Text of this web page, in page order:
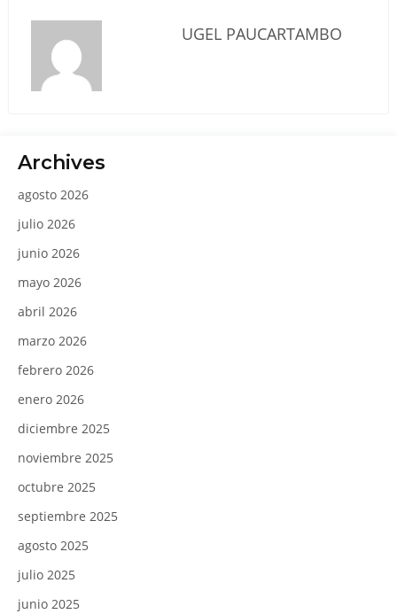
UGEL PAUCARTAMBO
Archives
agosto 2026
julio 2026
junio 2026
mayo 2026
abril 2026
marzo 2026
febrero 2026
enero 2026
diciembre 2025
noviembre 2025
octubre 2025
septiembre 2025
agosto 2025
julio 2025
junio 2025